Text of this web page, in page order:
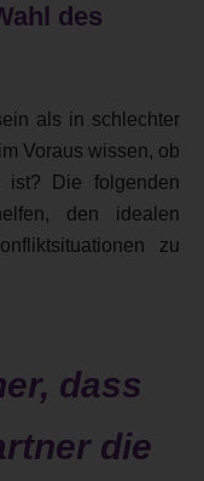
des
als in schlechter
Voraus wissen, ob
ist? Die folgenden
den idealen
zu
dass
die